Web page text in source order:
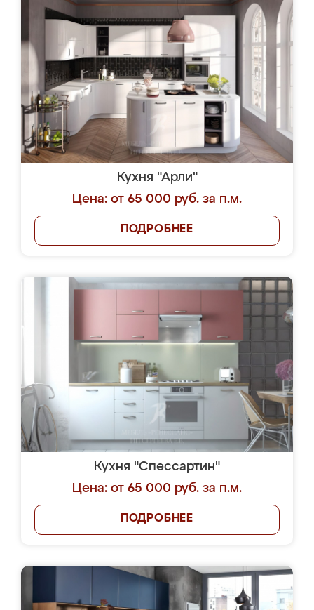
Кухня "Арли"
Цена: от 65 000 руб. за п.м.
ПОДРОБНЕЕ
Кухня "Спессартин"
Цена: от 65 000 руб. за п.м.
ПОДРОБНЕЕ